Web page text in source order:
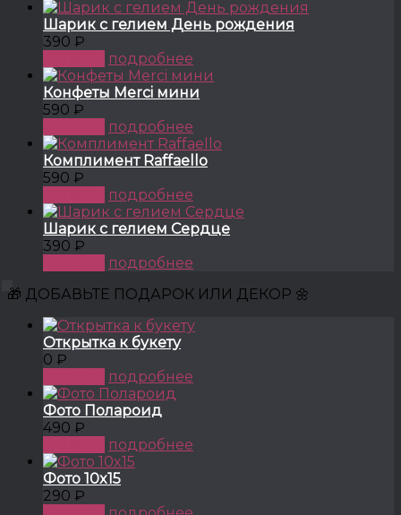
Шарик с гелием День рождения
390 ₽
подробнее
Конфеты Merci мини
590 ₽
подробнее
Комплимент Raffaello
590 ₽
подробнее
Шарик с гелием Сердце
390 ₽
подробнее
🎁 ДОБАВЬТЕ ПОДАРОК ИЛИ ДЕКОР 🌼
Открытка к букету
0 ₽
подробнее
Фото Полароид
490 ₽
подробнее
Фото 10x15
290 ₽